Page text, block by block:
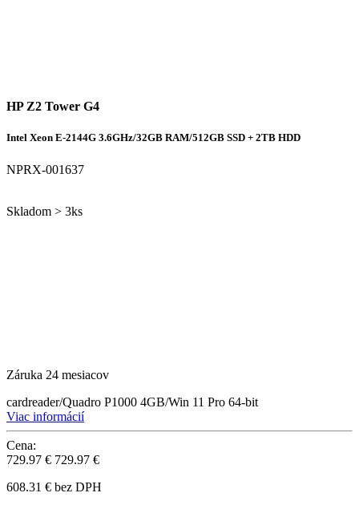
HP Z2 Tower G4
Intel Xeon E-2144G 3.6GHz/32GB RAM/512GB SSD + 2TB HDD
NPRX-001637
Skladom > 3ks
Záruka 24 mesiacov
cardreader/Quadro P1000 4GB/Win 11 Pro 64-bit
Viac informácií
Cena:
729.97 € 729.97 €
608.31 € bez DPH